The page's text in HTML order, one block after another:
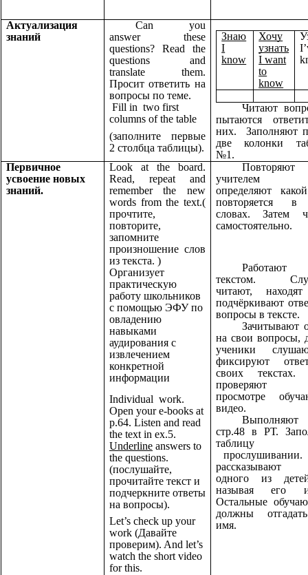
Актуализация
знаний
Can you
answer these
questions? Read the
questions and
translate them.
Просит ответить на
вопросы по теме.
Fill in two first
columns of the table
(заполните первые
2 столбца таблицы).
Знаю
I
know
Хочу
узнать
I want
to
know
Читают
пытаются
них. Заполняют
две колонки
№1.
Первичное
усвоение новых
знаний.
Look at the board.
Read, repeat and
remember the new
words from the text.(
прочтите,
повторите,
запомните
произношение слов
из текста. )
Организует
практическую
работу школьников
с помощью ЭФУ по
овладению
навыками
аудирования с
извлечением
конкретной
информации
Individual work.
Open your e-books at
p.64. Listen and read
the text in ex.5.
Underline answers to
the questions.
(послушайте,
прочитайте текст и
подчеркните ответы
на вопросы).
Let’s check up your
work (Давайте
проверим). And let’s
watch the short video
for this.
учителем
определяют
повторяется в
словах. Затем
самостоятельно.
текстом.
читают,
подчёркивают
вопросы в тексте.
Зачитывают
на свои вопросы,
ученики
фиксируют
своих текстах.
проверяют
просмотре
видео.
стр.48 в РТ.
таблицу
прослушивании.
одного из
называя его
Остальные
должны
имя.